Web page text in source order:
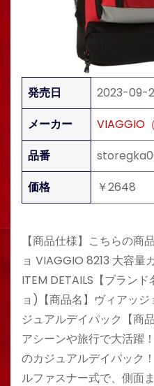
発売日
2023-09-
メーカー
VIAGGIO
品番
価格
￥2648
【商品仕様】こちらの商
ョ VIAGGIO 8213 大容量
ITEM DETAILS【ブラン
ョ)【商品名】ヴィアッ
ジュアルデイパック【商
アシーンや旅行で大活躍
のカジュアルデイパック
ルファスナー式で、側面